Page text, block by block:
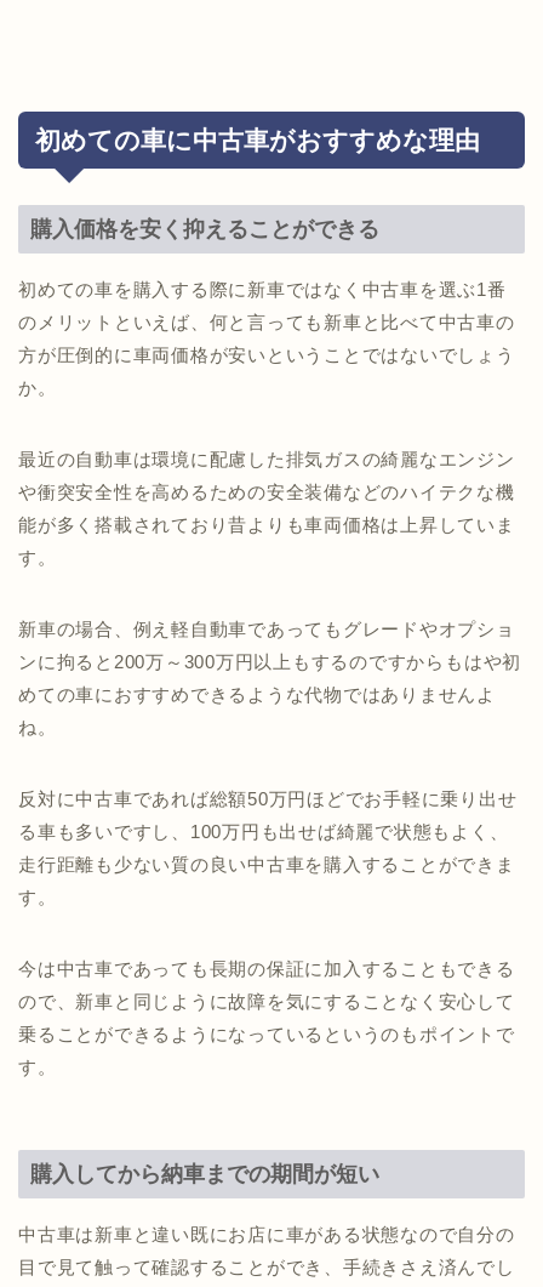
初めての車に中古車がおすすめな理由
購入価格を安く抑えることができる
初めての車を購入する際に新車ではなく中古車を選ぶ1番
のメリットといえば、何と言っても新車と比べて中古車の
方が圧倒的に車両価格が安いということではないでしょう
か。
最近の自動車は環境に配慮した排気ガスの綺麗なエンジン
や衝突安全性を高めるための安全装備などのハイテクな機
能が多く搭載されており昔よりも車両価格は上昇していま
す。
新車の場合、例え軽自動車であってもグレードやオプショ
ンに拘ると200万～300万円以上もするのですからもはや初
めての車におすすめできるような代物ではありませんよ
ね。
反対に中古車であれば総額50万円ほどでお手軽に乗り出せ
る車も多いですし、100万円も出せば綺麗で状態もよく、
走行距離も少ない質の良い中古車を購入することができま
す。
今は中古車であっても長期の保証に加入することもできる
ので、新車と同じように故障を気にすることなく安心して
乗ることができるようになっているというのもポイントで
す。
購入してから納車までの期間が短い
中古車は新車と違い既にお店に車がある状態なので自分の
目で見て触って確認することができ、手続きさえ済んでし